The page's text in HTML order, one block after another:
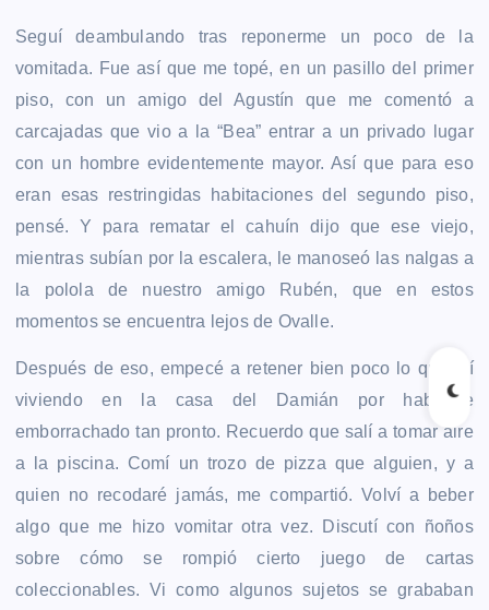
Seguí deambulando tras reponerme un poco de la
vomitada. Fue así que me topé, en un pasillo del primer
piso, con un amigo del Agustín que me comentó a
carcajadas que vio a la “Bea” entrar a un privado lugar
con un hombre evidentemente mayor. Así que para eso
eran esas restringidas habitaciones del segundo piso,
pensé. Y para rematar el cahuín dijo que ese viejo,
mientras subían por la escalera, le manoseó las nalgas a
la polola de nuestro amigo Rubén, que en estos
momentos se encuentra lejos de Ovalle.
Después de eso, empecé a retener bien poco lo que fuí
viviendo en la casa del Damián por haberme
emborrachado tan pronto. Recuerdo que salí a tomar aire
a la piscina. Comí un trozo de pizza que alguien, y a
quien no recodaré jamás, me compartió. Volví a beber
algo que me hizo vomitar otra vez. Discutí con ñoños
sobre cómo se rompió cierto juego de cartas
coleccionables. Vi como algunos sujetos se grababan